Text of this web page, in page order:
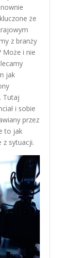
że
z branży
Może i nie
jak
Tutaj
i sobie
przez
to jak
z sytuacji.